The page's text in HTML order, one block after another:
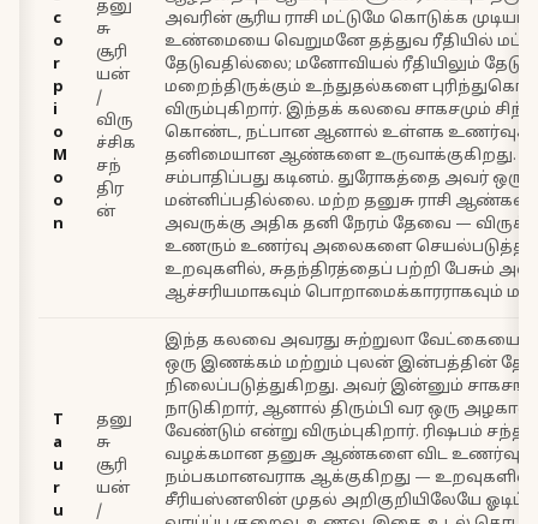
c
o
r
p
i
o
M
o
o
n
தனு
சு
சூரி
யன்
/
விரு
ச்சிக
சந்
திர
ன்
அவரின் சூரிய ராசி மட்டுமே கொடுக்க
உண்மையை வெறுமனே தத்துவ ரீதியில்
தேடுவதில்லை; மனோவியல் ரீதியிலும்
மறைந்திருக்கும் உந்துதல்களை
விரும்புகிறார். இந்தக் கலவை சாகசமும்
கொண்ட, நட்பான ஆனால் உள்ளக
தனிமையான ஆண்களை உருவாக்குகிறது.
சம்பாதிப்பது கடினம். துரோகத்தை அவர்
மன்னிப்பதில்லை. மற்ற தனுசு ராசி
அவருக்கு அதிக தனி நேரம் தேவை —
உணரும் உணர்வு அலைகளை
உறவுகளில், சுதந்திரத்தைப் பற்றி பேசும்
ஆச்சரியமாகவும் பொறாமைக்காரராகவும்
T
a
u
r
u
தனு
சு
சூரி
யன்
/
இந்த கலவை அவரது சுற்றுலா வேட்கையை
ஒரு இணக்கம் மற்றும் புலன் இன்பத்தின்
நிலைப்படுத்துகிறது. அவர் இன்னும்
நாடுகிறார், ஆனால் திரும்பி வர ஒரு
வேண்டும் என்று விரும்புகிறார். ரிஷபம்
வழக்கமான தனுசு ஆண்களை விட
நம்பகமானவராக ஆக்குகிறது — உறவுகளில்
சீரியஸ்னஸின் முதல் அறிகுறியிலேயே